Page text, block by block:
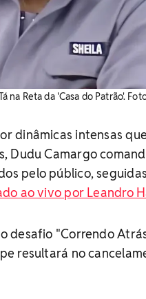
na Reta da 'Casa do Patrão'.
dinâmicas intensas
Dudu Camargo
pelo público,
ao vivo por Leandro
desafio "Correndo
resultará no